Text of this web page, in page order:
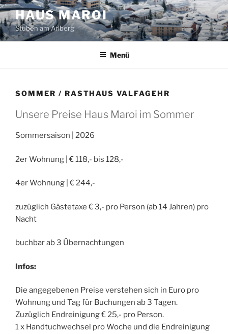
Zum
Inhalt
springen
HAUS MAROI
Stuben am Arlberg
Menü
SOMMER / RASTHAUS VALFAGEHR
Unsere Preise Haus Maroi im Sommer
Sommersaison | 2026
2er Wohnung | € 118,- bis 128,-
4er Wohnung | € 244,-
zuzüglich Gästetaxe € 3,- pro Person (ab 14 Jahren) pro
Nacht
buchbar ab 3 Übernachtungen
Infos:
Die angegebenen Preise verstehen sich in Euro pro
Wohnung und Tag für Buchungen ab 3 Tagen.
Zuzüglich Endreinigung € 25,- pro Person.
1 x Handtuchwechsel pro Woche und die Endreinigung